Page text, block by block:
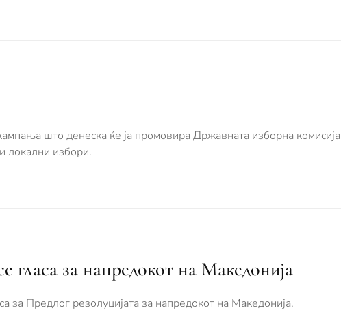
што денеска ќе ја промовира Државната изборна комисија
локални избори.
гласа за напредокот на Македонија
за Предлог резолуцијата за напредокот на Македонија.